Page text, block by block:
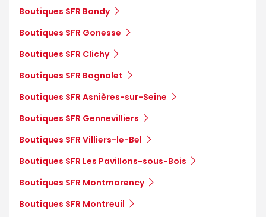
Boutiques SFR Bondy
Boutiques SFR Gonesse
Boutiques SFR Clichy
Boutiques SFR Bagnolet
Boutiques SFR Asnières-sur-Seine
Boutiques SFR Gennevilliers
Boutiques SFR Villiers-le-Bel
Boutiques SFR Les Pavillons-sous-Bois
Boutiques SFR Montmorency
Boutiques SFR Montreuil